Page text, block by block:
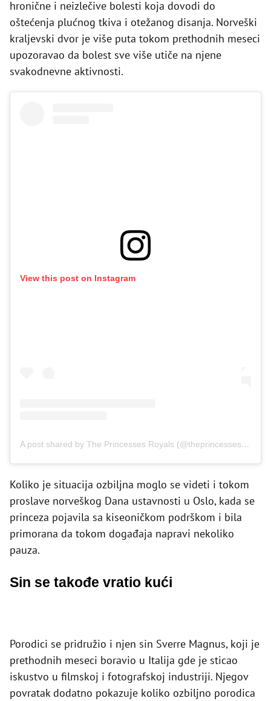
hronične i neizlečive bolesti koja dovodi do
oštećenja plućnog tkiva i otežanog disanja. Norveški
kraljevski dvor je više puta tokom prethodnih meseci
upozoravao da bolest sve više utiče na njene
svakodnevne aktivnosti.
View this post on Instagram
A post shared by The Princesses Royals (@theprincessesroyals)
Koliko je situacija ozbiljna moglo se videti i tokom
proslave norveškog Dana ustavnosti u Oslo, kada se
princeza pojavila sa kiseoničkom podrškom i bila
primorana da tokom događaja napravi nekoliko
pauza.
Sin se takođe vratio kući
Porodici se pridružio i njen sin Sverre Magnus, koji je
prethodnih meseci boravio u Italija gde je sticao
iskustvo u filmskoj i fotografskoj industriji. Njegov
povratak dodatno pokazuje koliko ozbiljno porodica